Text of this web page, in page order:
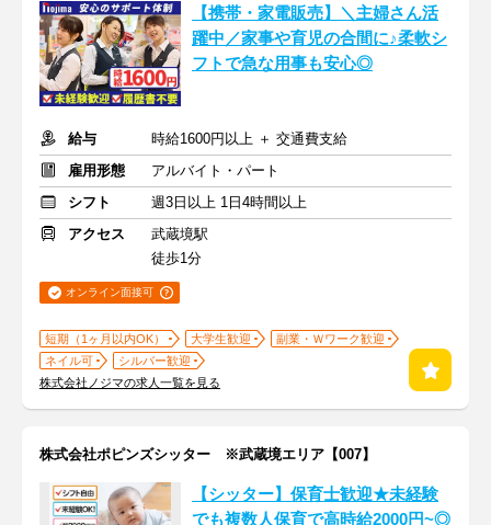
【携帯・家電販売】＼主婦さん活
躍中／家事や育児の合間に♪柔軟シ
フトで急な用事も安心◎
給与
時給1600円以上 ＋ 交通費支給
雇用形態
アルバイト・パート
シフト
週3日以上 1日4時間以上
アクセス
武蔵境駅
徒歩1分
オンライン面接可
短期（1ヶ月以内OK） 大学生歓迎
副業・Ｗワーク歓迎
ネイル可
シルバー歓迎
株式会社ノジマの求人一覧を見る
株式会社ポピンズシッター ※武蔵境エリア【007】
【シッター】保育士歓迎★未経験
でも複数人保育で高時給2000円~◎